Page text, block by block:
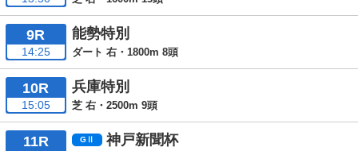
9R
14:25
能勢特別
ダート 右・1800m 8頭
10R
15:05
兵庫特別
芝 右・2500m 9頭
11R 神戸新聞杯